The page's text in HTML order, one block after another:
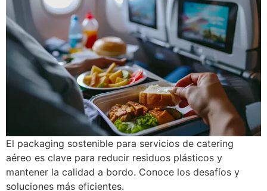
El packaging sostenible para servicios de catering
aéreo es clave para reducir residuos plásticos y
mantener la calidad a bordo. Conoce los desafíos y
soluciones más eficientes.